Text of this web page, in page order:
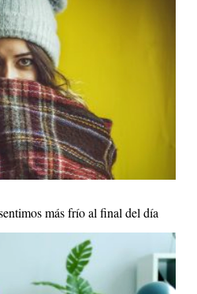
más frío al final del día